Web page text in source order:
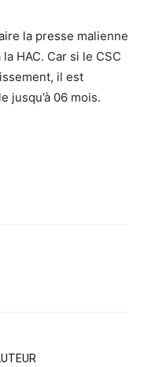
la presse malienne
HAC. Car si le CSC
il est
jusqu’à 06 mois.